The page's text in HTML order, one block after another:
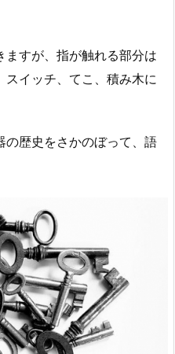
ますが、指が触れる部分は
スイッチ、てこ、積み木に
歴史をさかのぼって、語